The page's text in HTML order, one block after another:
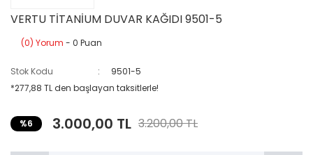
VERTU TİTANİUM DUVAR KAĞIDI 9501-5
(0) Yorum - 0 Puan
Stok Kodu
9501-5
*277,88 TL den başlayan taksitlerle!
%6 3.000,00 TL 3.200,00 TL